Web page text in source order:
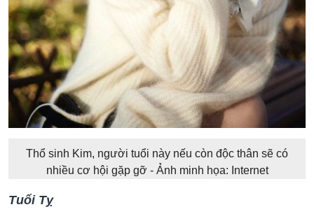
Thổ sinh Kim, người tuổi này nếu còn độc thân sẽ có
nhiều cơ hội gặp gỡ - Ảnh minh họa: Internet
Tuổi Tỵ